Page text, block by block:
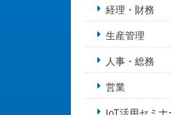
経理・財務
生産管理
人事・総務
営業
IoT活用セミナ